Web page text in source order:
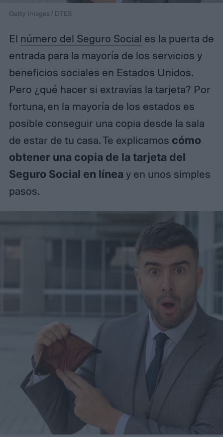
Getty Images / DTES
El número del Seguro Social es la puerta de
entrada para la mayoría de los servicios y
beneficios sociales en Estados Unidos.
Pero ¿qué hacer si extravías la tarjeta? Por
fortuna, en la mayoría de los estados es
posible conseguir una copia desde la sala
de estar de tu casa. Te explicamos cómo
obtener una copia de la tarjeta del
Seguro Social en línea y en unos simples
pasos.